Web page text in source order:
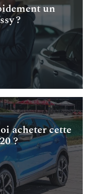
un
?
acheter cette
?